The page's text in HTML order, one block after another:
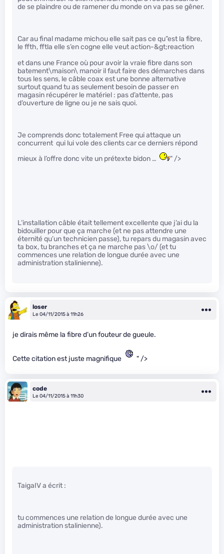
de se plaindre ou de ramener du monde on va pas se gêner.
Car au final madame michou elle sait pas ce qu”est la fibre,
le ffth, fftla elle s’en cogne elle veut action-&gt;reaction
et dans une France où pour avoir la vraie fibre dans son
batement\maison\ manoir il faut faire des démarches dans
tous les sens, le câble coax est une bonne alternative
surtout quand tu as seulement besoin de passer en
magasin récupérer le matériel : pas d’attente, pas
d’ouverture de ligne ou je ne sais quoi.
Je comprends donc totalement Free qui attaque un
concurrent qui lui vole des clients car ce derniers répond
mieux à l’offre donc vite un prétexte bidon …
" />
L’installation câble était tellement excellente que j’ai du la
bidouiller pour que ça marche (et ne pas attendre une
éternité qu’un technicien passe), tu repars du magasin avec
ta box, tu branches et ça ne marche pas \o/ (et tu
commences une relation de longue durée avec une
administration stalinienne).
loser
Le 04/11/2015 à 11h26
je dirais même la fibre d’un fouteur de gueule.
Cette citation est juste magnifique " />
code
Le 04/11/2015 à 11h30
TaigaIV a écrit :
tu commences une relation de longue durée avec une
administration stalinienne).